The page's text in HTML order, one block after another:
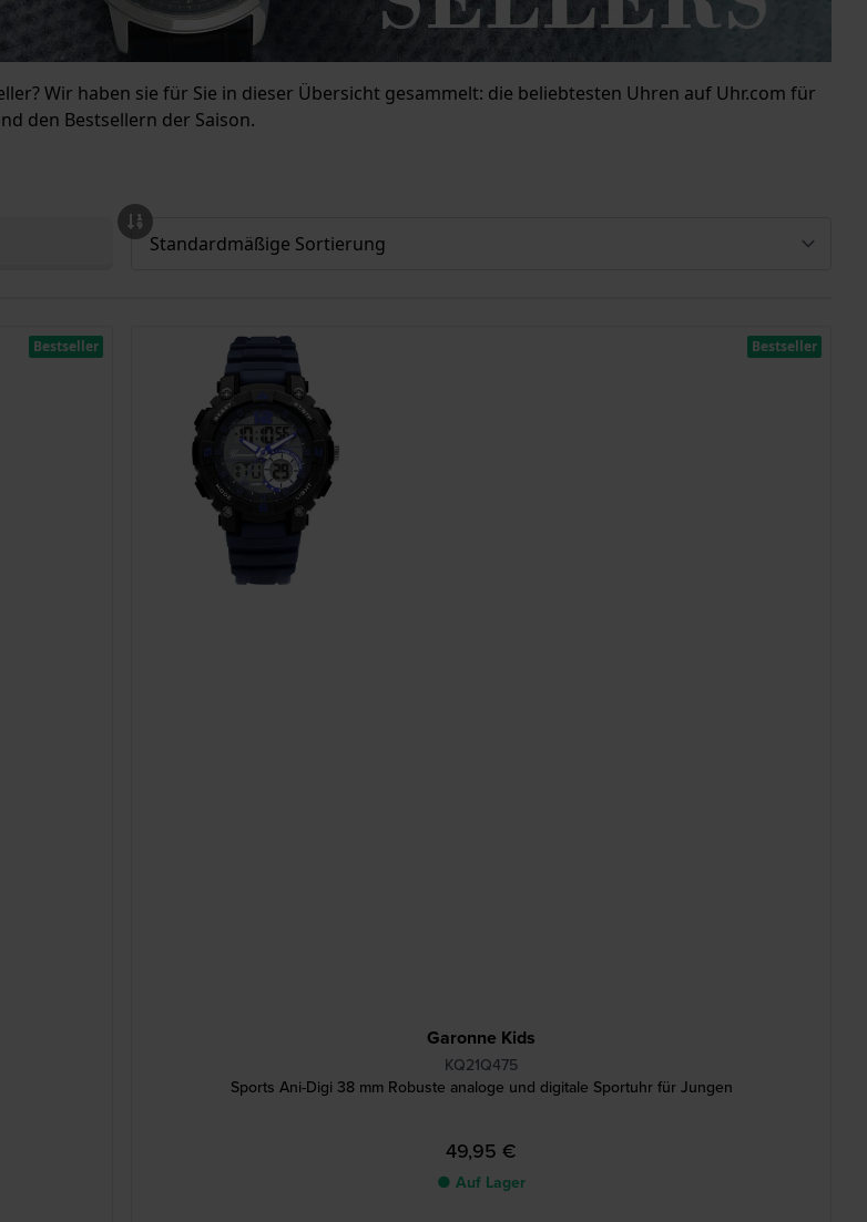
Wir haben sie für Sie in dieser Übersicht gesammelt: die beliebtesten Uhren auf Uhr.com für
den Bestsellern der Saison.
Bestseller
Garonne Kids
KQ21Q475
Sports Ani-Digi 38 mm Robuste analoge und digitale Sportuhr für Jungen
49,95 €
● Auf Lager
Bestseller